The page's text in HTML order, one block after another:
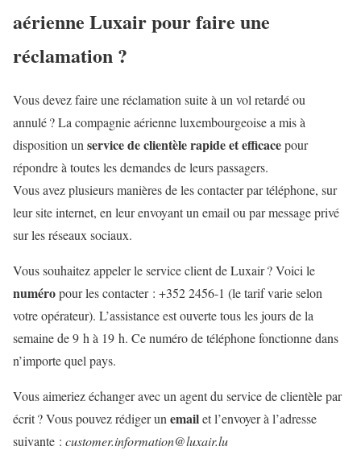
aérienne Luxair pour faire une
réclamation ?
Vous devez faire une réclamation suite à un vol retardé ou
annulé ? La compagnie aérienne luxembourgeoise a mis à
disposition unservice de clientèle rapide et efficacepour
répondre à toutes les demandes de leurs passagers.
Vous avez plusieurs manières de les contacter par téléphone, sur
leur site internet, en leur envoyant un email ou par message privé
sur les réseaux sociaux.
Vous souhaitez appeler le service client de Luxair ? Voici le
numéropour les contacter : +352 2456-1 (le tarif varie selon
votre opérateur). L’assistance est ouverte tous les jours de la
semaine de 9 h à 19 h. Ce numéro de téléphone fonctionne dans
n’importe quel pays.
Vous aimeriez échanger avec un agent du service de clientèle par
écrit ? Vous pouvez rédiger unemailet l’envoyer à l’adresse
suivante : customer.information@luxair.lu